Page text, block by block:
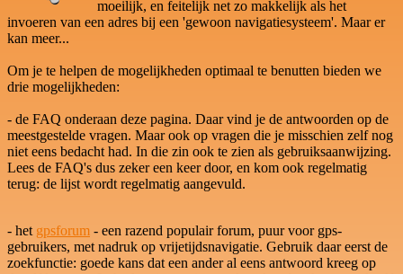
moeilijk, en feitelijk net zo makkelijk als het
invoeren van een adres bij een 'gewoon navigatiesysteem'. Maar er
kan meer...
Om je te helpen de mogelijkheden optimaal te benutten bieden we
drie mogelijkheden:
- de FAQ onderaan deze pagina. Daar vind je de antwoorden op de
meestgestelde vragen. Maar ook op vragen die je misschien zelf nog
niet eens bedacht had. In die zin ook te zien als gebruiksaanwijzing.
Lees de FAQ's dus zeker een keer door, en kom ook regelmatig
terug: de lijst wordt regelmatig aangevuld.
- het gpsforum - een razend populair forum, puur voor gps-
gebruikers, met nadruk op vrijetijdsnavigatie. Gebruik daar eerst de
zoekfunctie: goede kans dat een ander al eens antwoord kreeg op